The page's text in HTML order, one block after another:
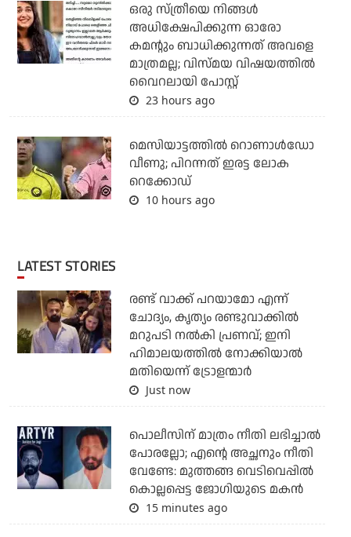
ഒരു സ്ത്രീയെ നിങ്ങള്‍
അധിക്ഷേപിക്കുന്ന ഓരോ
കമന്റും ബാധിക്കുന്നത് അവളെ
മാത്രമല്ല; വിസ്മയ വിഷയത്തില്‍
വൈറലായി പോസ്റ്റ്
23 hours ago
മെസിയാട്ടത്തില്‍ റൊണാള്‍ഡോ
വീണു; പിറന്നത് ഇരട്ട ലോക
റെക്കോഡ്
10 hours ago
LATEST STORIES
രണ്ട് വാക്ക് പറയാമോ എന്ന്
ചോദ്യം, കൃത്യം രണ്ടുവാക്കില്‍
മറുപടി നല്‍കി പ്രണവ്; ഇനി
ഹിമാലയത്തില്‍ നോക്കിയാല്‍
മതിയെന്ന് ട്രോളന്മാര്‍
Just now
പൊലീസിന് മാത്രം നീതി ലഭിച്ചാല്‍
പോരല്ലോ; എന്റെ അച്ഛനും നീതി
വേണ്ടേ: മുത്തങ്ങ വെടിവെപ്പില്‍
കൊല്ലപ്പെട്ട ജോഗിയുടെ മകന്‍
15 minutes ago